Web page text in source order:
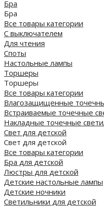
Бра
Бра
Все товары категории
С выключателем
Для чтения
Споты
Настольные лампы
Торшеры
Торшеры
Все товары категории
Влагозащищенные
Встраиваемые точечные
Накладные точечные
Свет для детской
Свет для детской
Все товары категории
Бра для детской
Люстры для детской
Детские настольные лампы
Детские ночники
Светильники для детской